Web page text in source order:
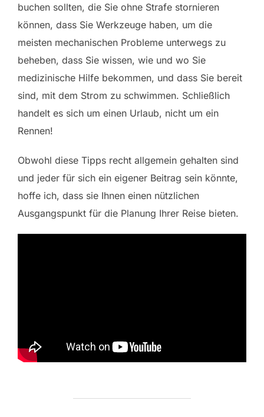
buchen sollten, die Sie ohne Strafe stornieren
können, dass Sie Werkzeuge haben, um die
meisten mechanischen Probleme unterwegs zu
beheben, dass Sie wissen, wie und wo Sie
medizinische Hilfe bekommen, und dass Sie bereit
sind, mit dem Strom zu schwimmen. Schließlich
handelt es sich um einen Urlaub, nicht um ein
Rennen!
Obwohl diese Tipps recht allgemein gehalten sind
und jeder für sich ein eigener Beitrag sein könnte,
hoffe ich, dass sie Ihnen einen nützlichen
Ausgangspunkt für die Planung Ihrer Reise bieten.